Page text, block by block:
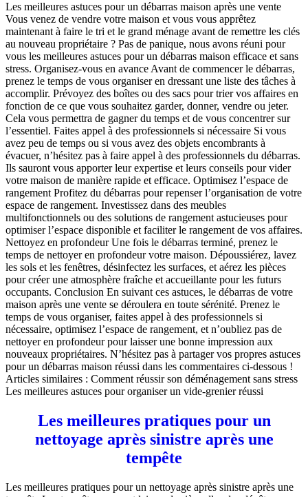
Les meilleures astuces pour un débarras maison après une vente
Vous venez de vendre votre maison et vous vous apprêtez
maintenant à faire le tri et le grand ménage avant de remettre les clés
au nouveau propriétaire ? Pas de panique, nous avons réuni pour
vous les meilleures astuces pour un débarras maison efficace et sans
stress. Organisez-vous en avance Avant de commencer le débarras,
prenez le temps de vous organiser en dressant une liste des tâches à
accomplir. Prévoyez des boîtes ou des sacs pour trier vos affaires en
fonction de ce que vous souhaitez garder, donner, vendre ou jeter.
Cela vous permettra de gagner du temps et de vous concentrer sur
l’essentiel. Faites appel à des professionnels si nécessaire Si vous
avez peu de temps ou si vous avez des objets encombrants à
évacuer, n’hésitez pas à faire appel à des professionnels du débarras.
Ils sauront vous apporter leur expertise et leurs conseils pour vider
votre maison de manière rapide et efficace. Optimisez l’espace de
rangement Profitez du débarras pour repenser l’organisation de votre
espace de rangement. Investissez dans des meubles
multifonctionnels ou des solutions de rangement astucieuses pour
optimiser l’espace disponible et faciliter le rangement de vos affaires.
Nettoyez en profondeur Une fois le débarras terminé, prenez le
temps de nettoyer en profondeur votre maison. Dépoussiérez, lavez
les sols et les fenêtres, désinfectez les surfaces, et aérez les pièces
pour créer une atmosphère fraîche et accueillante pour les futurs
occupants. Conclusion En suivant ces astuces, le débarras de votre
maison après une vente se déroulera en toute sérénité. Prenez le
temps de vous organiser, faites appel à des professionnels si
nécessaire, optimisez l’espace de rangement, et n’oubliez pas de
nettoyer en profondeur pour laisser une bonne impression aux
nouveaux propriétaires. N’hésitez pas à partager vos propres astuces
pour un débarras maison réussi dans les commentaires ci-dessous !
Articles similaires : Comment réussir son déménagement sans stress
Les meilleures astuces pour organiser un vide-grenier réussi
Les meilleures pratiques pour un
nettoyage après sinistre après une
tempête
Les meilleures pratiques pour un nettoyage après sinistre après une